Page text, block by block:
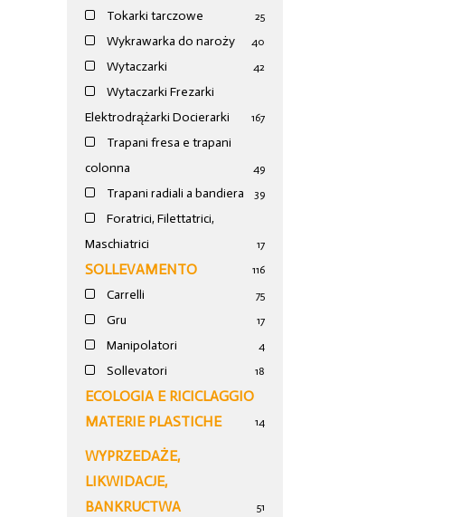
Tokarki tarczowe 25
Wykrawarka do naroży 40
Wytaczarki 42
Wytaczarki Frezarki
Elektrodrążarki Docierarki
167
Trapani fresa e trapani
colonna
49
Trapani radiali a bandiera 39
Foratrici, Filettatrici,
Maschiatrici
17
SOLLEVAMENTO 116
Carrelli 75
Gru 17
Manipolatori 4
Sollevatori 18
ECOLOGIA E RICICLAGGIO
MATERIE PLASTICHE
14
WYPRZEDAŻE,
LIKWIDACJE,
BANKRUCTWA
51